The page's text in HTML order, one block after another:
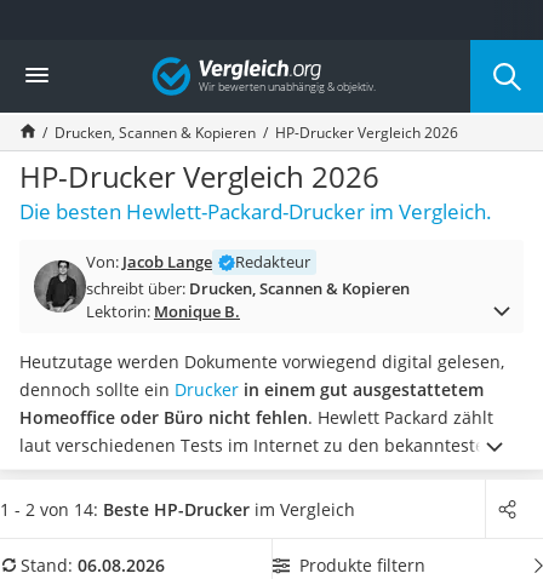
Die beliebtesten Vergleiche nach Kategorie
Elektronik
Powerstation
Monitor 32 Zoll 4K
Fernseher
Drucker
Desktop-PC
Diascanner
Laser-Multifunktionsdrucker
Powerstation mit Solarpanel
Gaming-PC
Soundbar
17-Zoll-Laptop
Satellitenschüssel
Gaming-Headset
Tablets unter 200 Euro
Vergleich
Drucken, Scannen & Kopieren HP-Drucker Vergleich 2026
HP-Drucker Vergleich 2026
Die besten Hewlett-Packard-Drucker im Vergleich.
Von: Jacob Lange
Redakteur
schreibt über: Drucken, Scannen & Kopieren
Lektorin: Monique B.
Heutzutage werden Dokumente vorwiegend digital gelesen,
dennoch sollte ein Drucker in einem gut ausgestattetem
Homeoffice oder Büro nicht fehlen. Hewlett Packard zählt
laut verschiedenen Tests im Internet zu den bekanntesten
Herstellern und überzeugt die meisten Kunden mit einem
sehr guten Preis-Leistungs-Verhältnis.Wählen Sie jetzt einen
drucken kann, wenn Sie bunte Tabellen und Grafiken oder
1 - 2 von 14: Beste HP-Drucker im Vergleich
Stand: 06.08.2026 Produkte filtern